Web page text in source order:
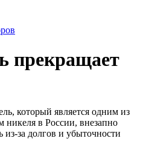
прекращает
который является одним из
в России, внезапно
из-за долгов и убыточности